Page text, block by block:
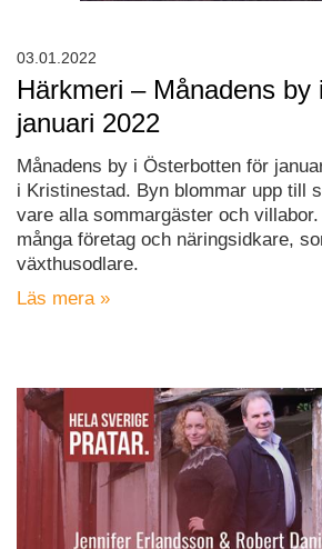
Härkmeri – Månadens by
januari 2022
Månadens by i Österbotten för
i Kristinestad. Byn blommar upp till
vare alla sommargäster och
många företag och näringsidkare,
växthusodlare.
Läs mera »
03.01.2022